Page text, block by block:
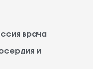
врача
и